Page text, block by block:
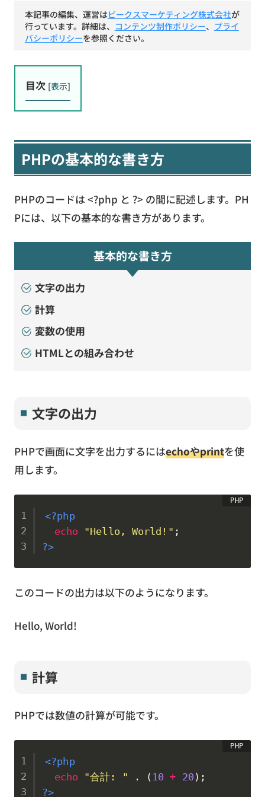
本記事の編集、運営はピークスマーケティング株式会社が
行っています。詳細は、 コンテンツ制作ポリシー、 プライ
バシーポリシーを参照ください。
目次 [表示]
PHPの基本的な書き方
PHPのコードは <?php と ?> の間に記述します。PH
Pには、以下の基本的な書き方があります。
基本的な書き方
文字の出力
計算
変数の使用
HTMLとの組み合わせ
文字の出力
PHPで画面に文字を出力するにはechoやprintを使
用します。
<?php
echo
"Hello, World!" ;
?>
このコードの出力は以下のようになります。
Hello, World!
計算
PHPでは数値の計算が可能です。
<?php
echo
"合計: " . ( 10 + 20 ) ;
?>